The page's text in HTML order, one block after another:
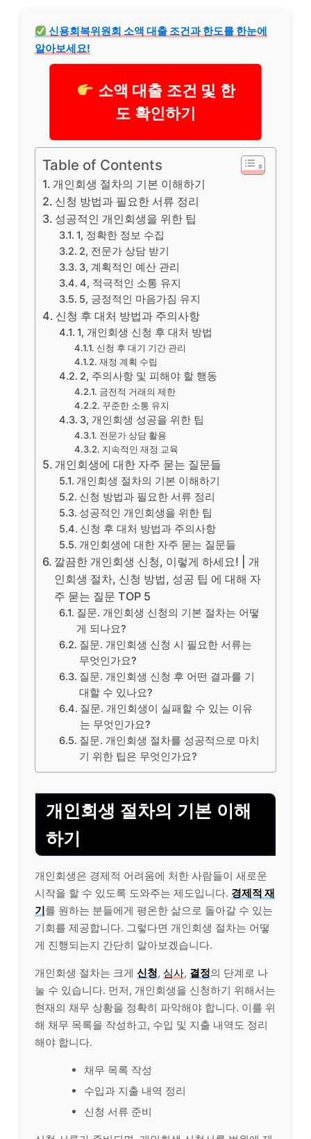
신용회복위원회 소액 대출 조건과 한도를 한눈에
알아보세요!
소액 대출 조건 및 한
도 확인하기
Table of Contents
개인회생 절차의 기본 이해하기
신청 방법과 필요한 서류 정리
성공적인 개인회생을 위한 팁
1, 정확한 정보 수집
2, 전문가 상담 받기
3, 계획적인 예산 관리
4, 적극적인 소통 유지
5, 긍정적인 마음가짐 유지
신청 후 대처 방법과 주의사항
1, 개인회생 신청 후 대처 방법
신청 후 대기 기간 관리
재정 계획 수립
2, 주의사항 및 피해야 할 행동
금전적 거래의 제한
꾸준한 소통 유지
3, 개인회생 성공을 위한 팁
전문가 상담 활용
지속적인 재정 교육
개인회생에 대한 자주 묻는 질문들
개인회생 절차의 기본 이해하기
신청 방법과 필요한 서류 정리
성공적인 개인회생을 위한 팁
신청 후 대처 방법과 주의사항
개인회생에 대한 자주 묻는 질문들
깔끔한 개인회생 신청, 이렇게 하세요! | 개
인회생 절차, 신청 방법, 성공 팁 에 대해 자
주 묻는 질문 TOP 5
질문. 개인회생 신청의 기본 절차는 어떻
게 되나요?
질문. 개인회생 신청 시 필요한 서류는
무엇인가요?
질문. 개인회생 신청 후 어떤 결과를 기
대할 수 있나요?
질문. 개인회생이 실패할 수 있는 이유
는 무엇인가요?
질문. 개인회생 절차를 성공적으로 마치
기 위한 팁은 무엇인가요?
개인회생 절차의 기본 이해
하기
개인회생은 경제적 어려움에 처한 사람들이 새로운
시작을 할 수 있도록 도와주는 제도입니다. 경제적 재
기를 원하는 분들에게 평온한 삶으로 돌아갈 수 있는
기회를 제공합니다. 그렇다면 개인회생 절차는 어떻
게 진행되는지 간단히 알아보겠습니다.
개인회생 절차는 크게 신청, 심사, 결정의 단계로 나
눌 수 있습니다. 먼저, 개인회생을 신청하기 위해서는
현재의 채무 상황을 정확히 파악해야 합니다. 이를 위
해 채무 목록을 작성하고, 수입 및 지출 내역도 정리
해야 합니다.
채무 목록 작성
수입과 지출 내역 정리
신청 서류 준비